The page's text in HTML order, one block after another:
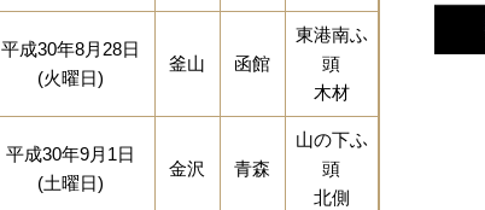
平成30年8月28日
(火曜日)
釜山 函館
東港南ふ
頭
木材
平成30年9月1日
(土曜日)
金沢 青森
山の下ふ
頭
北側